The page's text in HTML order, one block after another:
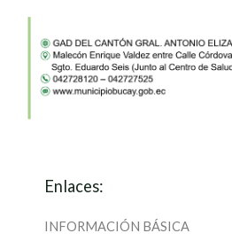
Mantenimiento
Sistema
Enlaces:
INFORMACIÓN BÁSICA